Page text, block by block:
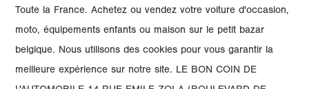
Toute la France. Achetez ou vendez votre voiture d'occasion,
moto, équipements enfants ou maison sur le petit bazar
belgique. Nous utilisons des cookies pour vous garantir la
meilleure expérience sur notre site. LE BON COIN DE